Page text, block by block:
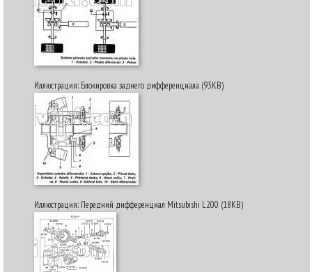
Иллюстрация: Блокировка заднего дифференциала (93KB)
Иллюстрация: Передний дифференциал Mitsubishi L200 (18KB)